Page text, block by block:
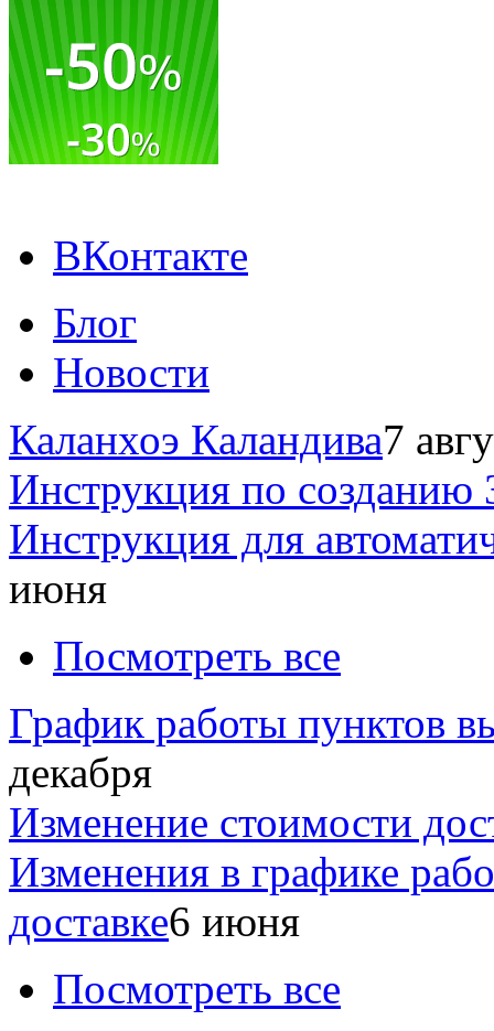
ВКонтакте
Блог
Новости
Каланхоэ Каландива7
Инструкция по созданию
Инструкция для
июня
Посмотреть все
График работы пунктов
декабря
Изменение стоимости
Изменения в графике
доставке6 июня
Посмотреть все